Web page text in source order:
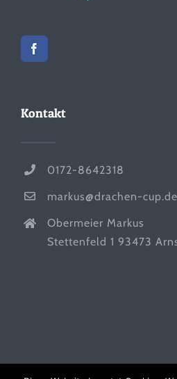
Kontakt
0172-8642318
markus@drachen-cup.de
Obermeier Markus
Stettenfeld 1 93473